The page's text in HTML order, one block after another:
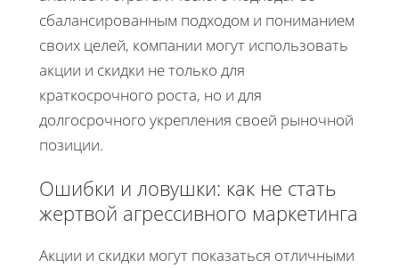
сбалансированным подходом и пониманием
своих целей, компании могут использовать
акции и скидки не только для
краткосрочного роста, но и для
долгосрочного укрепления своей рыночной
позиции.
Ошибки и ловушки: как не стать
жертвой агрессивного маркетинга
Акции и скидки могут показаться отличными